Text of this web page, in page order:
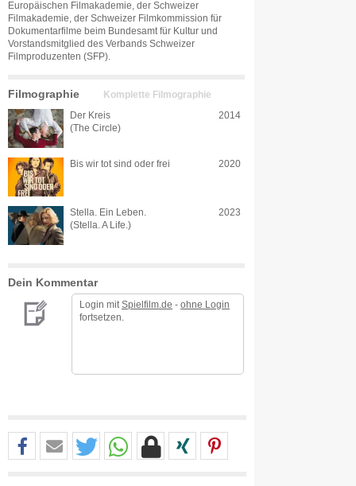
Europäischen Filmakademie, der Schweizer
Filmakademie, der Schweizer Filmkommission für
Dokumentarfilme beim Bundesamt für Kultur und
Vorstandsmitglied des Verbands Schweizer
Filmproduzenten (SFP).
Filmographie Komplette Filmographie
Der Kreis
(The Circle)
2014
Bis wir tot sind oder frei 2020
Stella. Ein Leben.
(Stella. A Life.)
2023
Dein Kommentar
Login mit Spielfilm.de - ohne Login
fortsetzen.